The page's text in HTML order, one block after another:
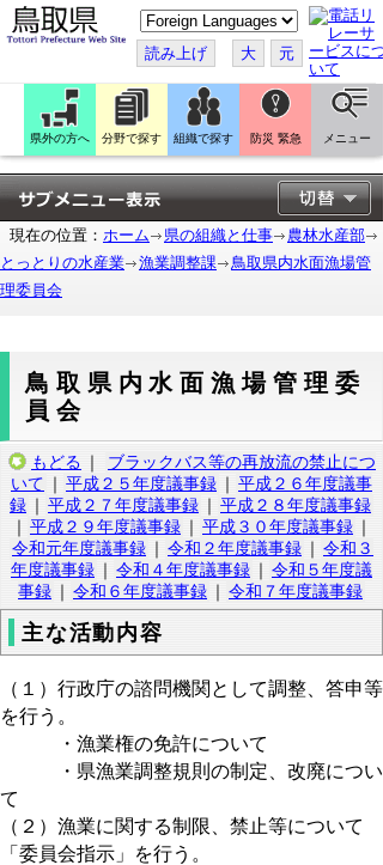
こ
の
ペ
ー
ジ
翻
訳
す
る
読み上げ 大 元
県外の方へ 分野で探す 組織で探す 防災 緊急 メニュー
現在の位置： ホーム 県の組織と仕事
農林水産部
とっとりの水産業
漁業調整課
鳥取県内水面漁場管
理委員会
鳥取県内水面漁場管理委
員会
もどる ｜
ブラックバス等の再放流の禁止につ
いて ｜ 平成２５年度議事録 ｜ 平成２６年度議事
録 ｜ 平成２７年度議事録 ｜ 平成２８年度議事録
｜ 平成２９年度議事録 ｜ 平成３０年度議事録 ｜
令和元年度議事録 ｜ 令和２年度議事録 ｜ 令和３
年度議事録 ｜ 令和４年度議事録 ｜ 令和５年度議
事録 ｜ 令和６年度議事録 ｜ 令和７年度議事録
主な活動内容
（１）行政庁の諮問機関として調整、答申等
を行う。
・漁業権の免許について
・県漁業調整規則の制定、改廃につい
て
（２）漁業に関する制限、禁止等について
「委員会指示」を行う。